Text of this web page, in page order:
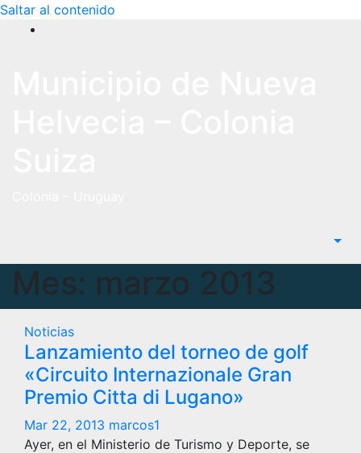
Saltar al contenido
Mes: marzo 2013
Noticias
Lanzamiento del torneo de golf
«Circuito Internazionale Gran
Premio Citta di Lugano»
Mar 22, 2013 marcos1
Ayer, en el Ministerio de Turismo y Deporte, se